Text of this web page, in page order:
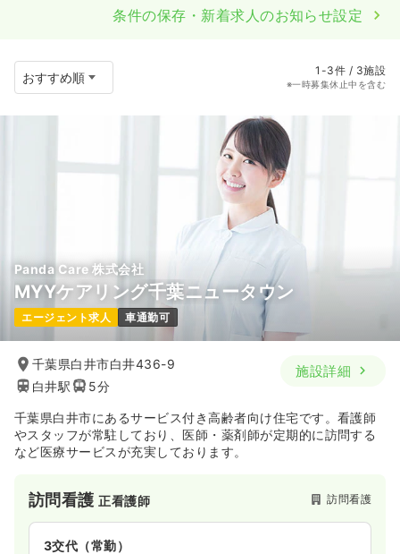
条件の保存・新着求人のお知らせ設定
1-3件 / 3施設
※一時募集休止中を含む
Panda Care 株式会社
MYYケアリング千葉ニュータウン
エージェント求人 車通勤可
千葉県白井市白井436-9
白井駅
5分
施設詳細
千葉県白井市にあるサービス付き高齢者向け住宅です。看護師
やスタッフが常駐しており、医師・薬剤師が定期的に訪問する
など医療サービスが充実しております。
訪問看護正看護師 訪問看護
3交代（常勤）